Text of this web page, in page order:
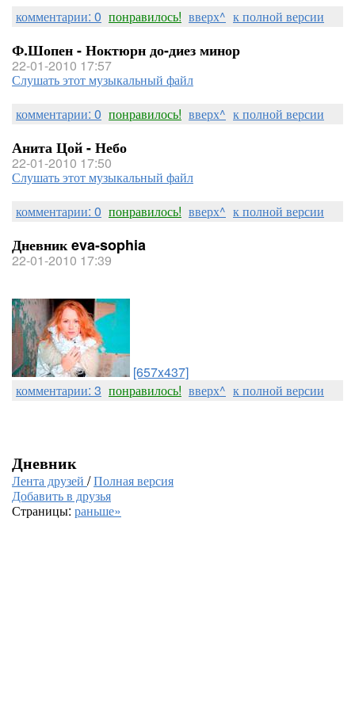
комментарии: 0 понравилось! вверх^ к полной версии
Ф.Шопен - Ноктюрн до-диез минор
22-01-2010 17:57
Слушать этот музыкальный файл
комментарии: 0 понравилось! вверх^ к полной версии
Анита Цой - Небо
22-01-2010 17:50
Слушать этот музыкальный файл
комментарии: 0 понравилось! вверх^ к полной версии
Дневник eva-sophia
22-01-2010 17:39
[657x437]
комментарии: 3 понравилось! вверх^ к полной версии
Дневник
Лента друзей /Полная версия
Добавить в друзья
Страницы: раньше»